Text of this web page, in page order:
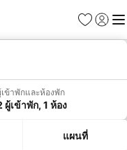
รายการโป
เข้าสู่ร
เมนู
ข้าพักและห้องพัก
ผู้เข้าพัก, 1 ห้อง
แผนที่